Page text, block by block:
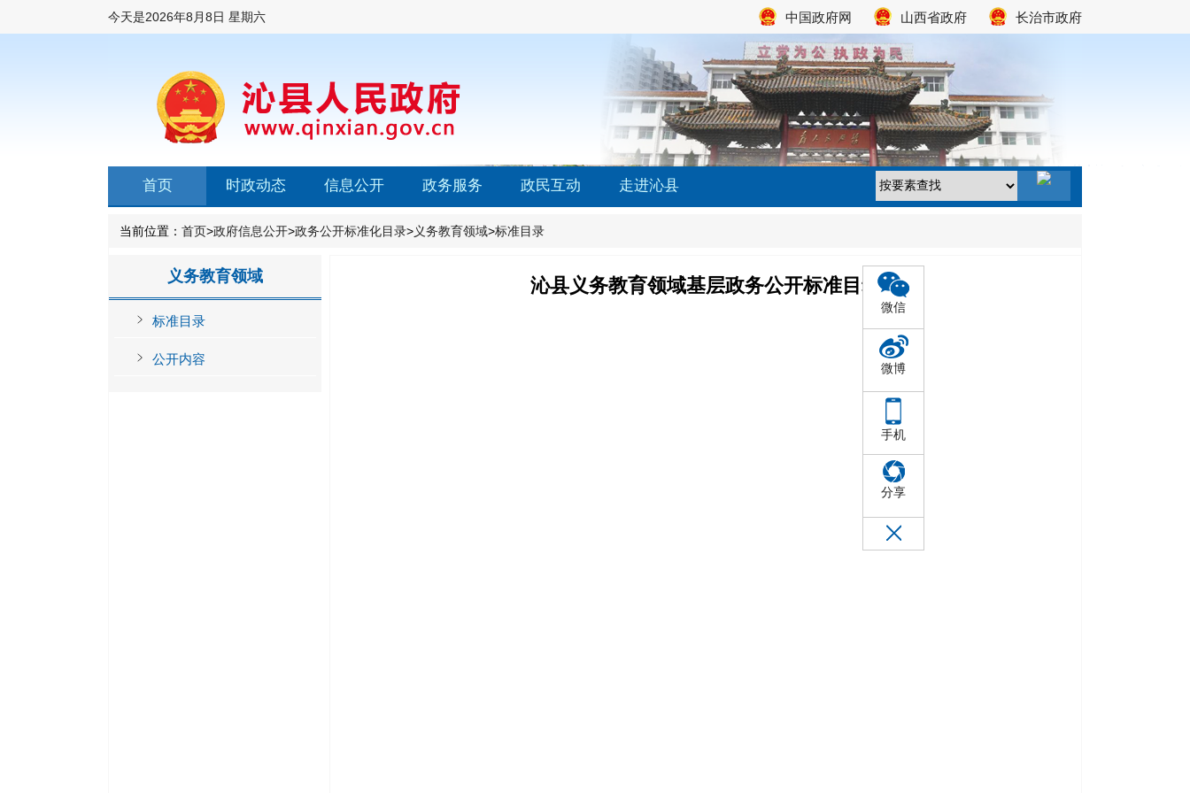
微信
微博
手机
分享
今天是2026年8月8日 星期六 中国政府网 山西省政府 长治市政府
首页 时政动态 信息公开 政务服务 政民互动 走进沁县
当前位置： 首页>政府信息公开>政务公开标准化目录>义务教育领域>标准目录
义务教育领域
标准目录
公开内容
沁县义务教育领域基层政务公开标准目录